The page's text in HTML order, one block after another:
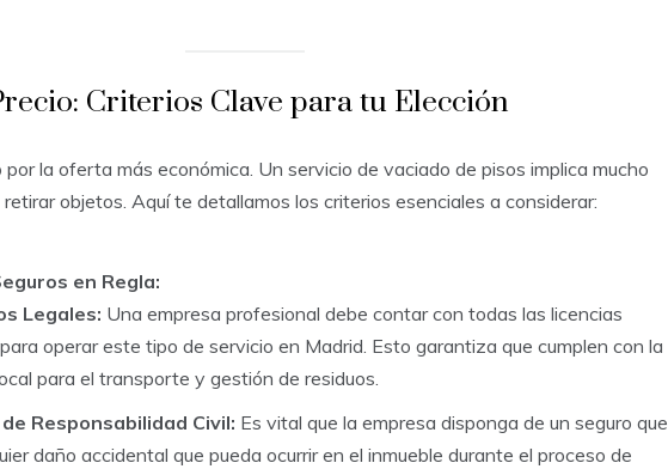
Criterios Clave para tu Elección
la oferta más económica. Un servicio de vaciado de pisos implica mucho
objetos. Aquí te detallamos los criterios esenciales a considerar:
en Regla:
Legales: Una empresa profesional debe contar con todas las licencias
operar este tipo de servicio en Madrid. Esto garantiza que cumplen con la
para el transporte y gestión de residuos.
Responsabilidad Civil: Es vital que la empresa disponga de un seguro que
daño accidental que pueda ocurrir en el inmueble durante el proceso de